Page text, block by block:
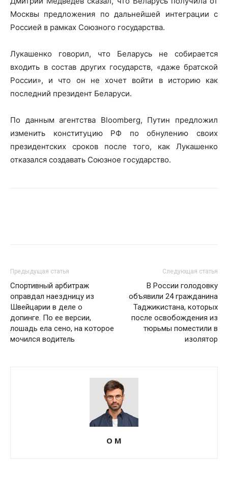
Москвы предложения по дальнейшей интеграции с
Россией в рамках Союзного государства.
Лукашенко говорил, что Беларусь не собирается
входить в состав других государств, «даже братской
России», и что он не хочет войти в историю как
последний президент Беларуси.
По данным агентства Bloomberg, Путин предложил
изменить конституцию РФ по обнулению своих
президентских сроков после того, как Лукашенко
отказался создавать Союзное государство.
Предыдущая статья
Спортивный арбитраж
оправдал наездницу из
Швейцарии в деле о
допинге. По ее версии,
лошадь ела сено, на которое
мочился водитель
Следующая статья
В России голодовку
объявили 24 гражданина
Таджикистана, которых
после освобождения из
тюрьмы поместили в
изолятор
О М